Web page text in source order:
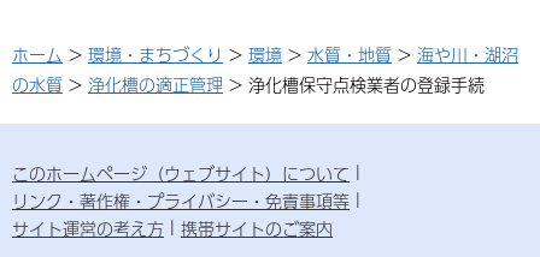
ホーム > 環境・まちづくり > 環境 > 水質・地質 > 海や川・湖沼
の水質 > 浄化槽の適正管理 > 浄化槽保守点検業者の登録手続
このホームページ（ウェブサイト）について
リンク・著作権・プライバシー・免責事項等
サイト運営の考え方
携帯サイトのご案内